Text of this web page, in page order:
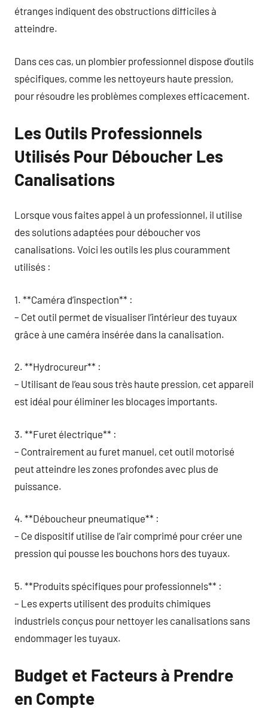
étranges indiquent des obstructions difficiles à
atteindre.
Dans ces cas, un plombier professionnel dispose d’outils
spécifiques, comme les nettoyeurs haute pression,
pour résoudre les problèmes complexes efficacement.
Les Outils Professionnels
Utilisés Pour Déboucher Les
Canalisations
Lorsque vous faites appel à un professionnel, il utilise
des solutions adaptées pour déboucher vos
canalisations. Voici les outils les plus couramment
utilisés :
1. **Caméra d’inspection** :
– Cet outil permet de visualiser l’intérieur des tuyaux
grâce à une caméra insérée dans la canalisation.
2. **Hydrocureur** :
– Utilisant de l’eau sous très haute pression, cet appareil
est idéal pour éliminer les blocages importants.
3. **Furet électrique** :
– Contrairement au furet manuel, cet outil motorisé
peut atteindre les zones profondes avec plus de
puissance.
4. **Déboucheur pneumatique** :
– Ce dispositif utilise de l’air comprimé pour créer une
pression qui pousse les bouchons hors des tuyaux.
5. **Produits spécifiques pour professionnels** :
– Les experts utilisent des produits chimiques
industriels conçus pour nettoyer les canalisations sans
endommager les tuyaux.
Budget et Facteurs à Prendre
en Compte